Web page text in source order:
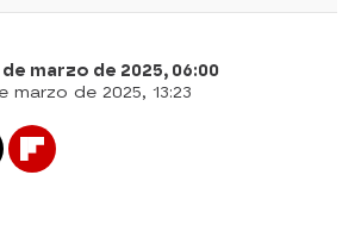
de marzo de 2025, 06:00
marzo de 2025, 13:23
Flipboard